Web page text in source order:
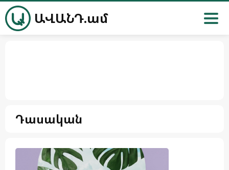
ԱՎԱՆԴ.ամ
Դասական